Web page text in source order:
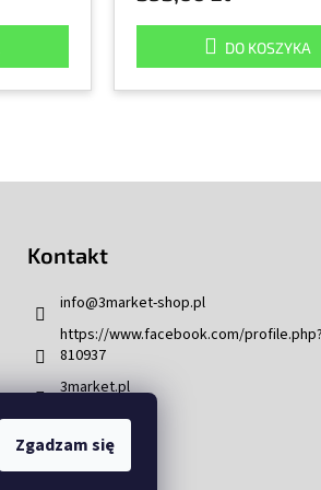
Zgadzam się
DO KOSZYKA
Kontakt
info@3market-shop.pl
https://www.facebook.com/
810937
3market.pl